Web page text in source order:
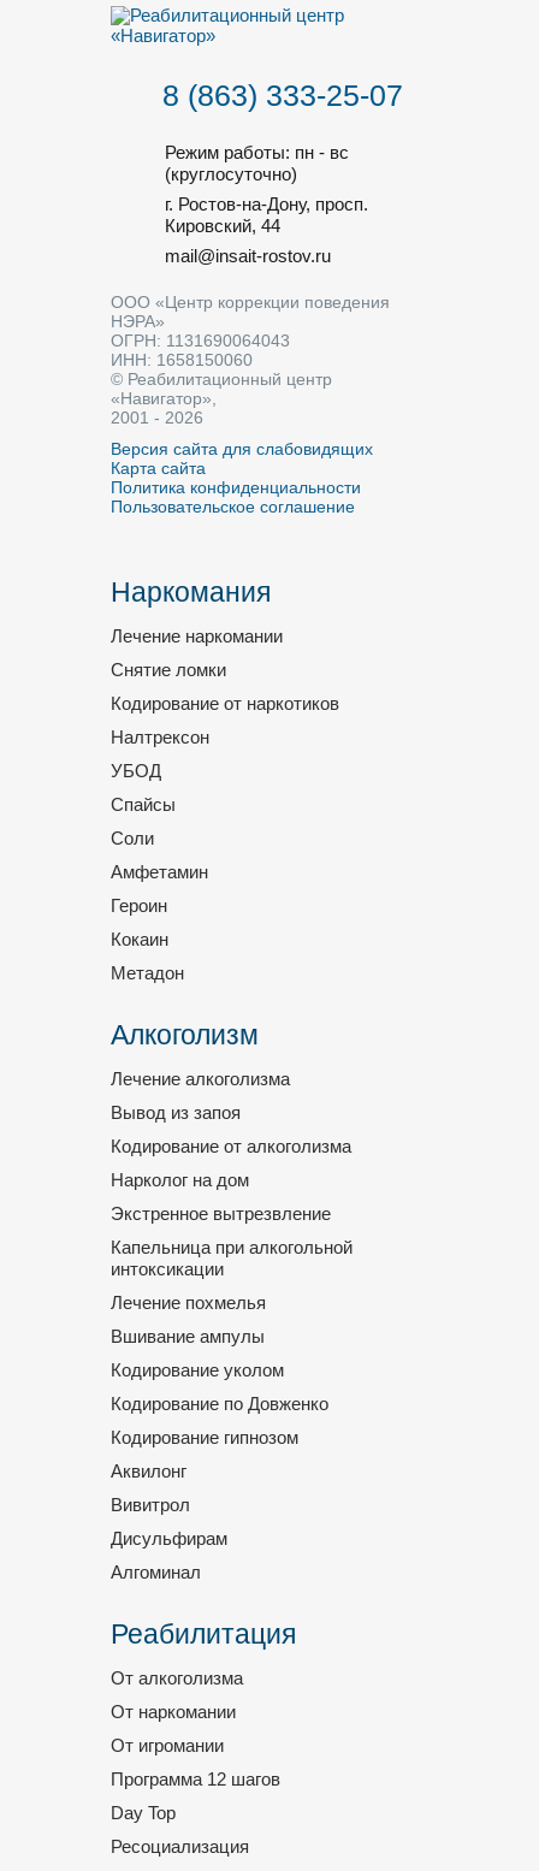
8 (863) 333-25-07
Режим работы: пн - вс
(круглосуточно)
г. Ростов-на-Дону, просп.
Кировский, 44
mail@insait-rostov.ru
ООО «Центр коррекции поведения
НЭРА»
ОГРН: 1131690064043
ИНН: 1658150060
© Реабилитационный центр
«Навигатор»,
2001 - 2026
Версия сайта для слабовидящих
Карта сайта
Политика конфиденциальности
Пользовательское соглашение
Наркомания
Лечение наркомании
Снятие ломки
Кодирование от наркотиков
Налтрексон
УБОД
Спайсы
Соли
Амфетамин
Героин
Кокаин
Метадон
Алкоголизм
Лечение алкоголизма
Вывод из запоя
Кодирование от алкоголизма
Нарколог на дом
Экстренное вытрезвление
Капельница при алкогольной
интоксикации
Лечение похмелья
Вшивание ампулы
Кодирование уколом
Кодирование по Довженко
Кодирование гипнозом
Аквилонг
Вивитрол
Дисульфирам
Алгоминал
Реабилитация
От алкоголизма
От наркомании
От игромании
Программа 12 шагов
Day Top
Ресоциализация